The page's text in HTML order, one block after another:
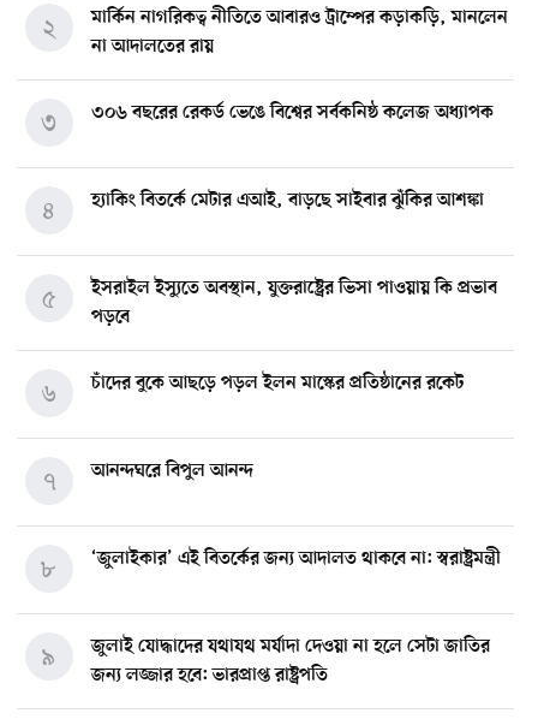
মার্কিন নাগরিকত্ব নীতিতে আবারও ট্রাম্পের কড়াকড়ি, মানলেন
না আদালতের রায়
২
৩০৬ বছরের রেকর্ড ভেঙে বিশ্বের সর্বকনিষ্ঠ কলেজ অধ্যাপক
৩
হ্যাকিং বিতর্কে মেটার এআই, বাড়ছে সাইবার ঝুঁকির আশঙ্কা
৪
ইসরাইল ইস্যুতে অবস্থান, যুক্তরাষ্ট্রের ভিসা পাওয়ায় কি প্রভাব
পড়বে
৫
চাঁদের বুকে আছড়ে পড়ল ইলন মাস্কের প্রতিষ্ঠানের রকেট
৬
আনন্দঘরে বিপুল আনন্দ
৭
‘জুলাইকার’ এই বিতর্কের জন্য আদালত থাকবে না: স্বরাষ্ট্রমন্ত্রী
৮
জুলাই যোদ্ধাদের যথাযথ মর্যাদা দেওয়া না হলে সেটা জাতির
জন্য লজ্জার হবে: ভারপ্রাপ্ত রাষ্ট্রপতি
৯